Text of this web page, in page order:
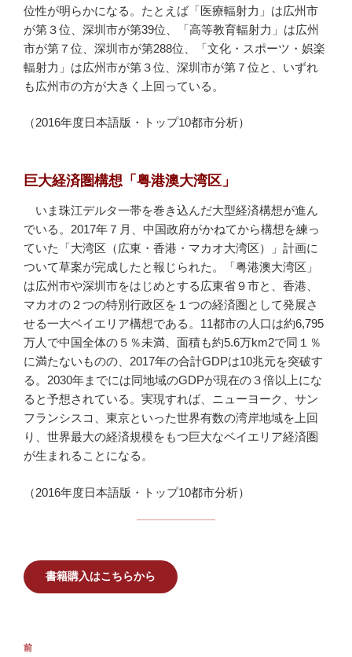
位性が明らかになる。たとえば「医療輻射力」は広州市
が第３位、深圳市が第39位、「高等教育輻射力」は広州
市が第７位、深圳市が第288位、「文化・スポーツ・娯楽
輻射力」は広州市が第３位、深圳市が第７位と、いずれ
も広州市の方が大きく上回っている。
（2016年度日本語版・トップ10都市分析）
巨大経済圏構想「粤港澳大湾区」
いま珠江デルタ一帯を巻き込んだ大型経済構想が進ん
でいる。2017年７月、中国政府がかねてから構想を練っ
ていた「大湾区（広東・香港・マカオ大湾区）」計画に
ついて草案が完成したと報じられた。「粤港澳大湾区」
は広州市や深圳市をはじめとする広東省９市と、香港、
マカオの２つの特別行政区を１つの経済圏として発展さ
せる一大ベイエリア構想である。11都市の人口は約6,795
万人で中国全体の５％未満、面積も約5.6万km2で同１％
に満たないものの、2017年の合計GDPは10兆元を突破す
る。2030年までには同地域のGDPが現在の３倍以上にな
ると予想されている。実現すれば、ニューヨーク、サン
フランシスコ、東京といった世界有数の湾岸地域を上回
り、世界最大の経済規模をもつ巨大なベイエリア経済圏
が生まれることになる。
（2016年度日本語版・トップ10都市分析）
書籍購入はこちらから
投
前
前